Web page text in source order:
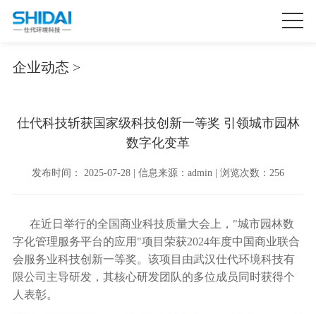
企业动态 >
仕代科技斩获国家级科技创新一等奖 引领城市园林
数字化变革
发布时间： 2025-07-28 | 信息来源：admin | 浏览次数：256
在近日举行的全国商业科技质量大会上，"城市园林数
字化管理服务平台的应用"项目荣获2024年度中国商业联合
会服务业科技创新一等奖。该项目由武汉仕代环境科技有
限公司主导研发，其核心研发团队的多位成员同时获得个
人表彰。